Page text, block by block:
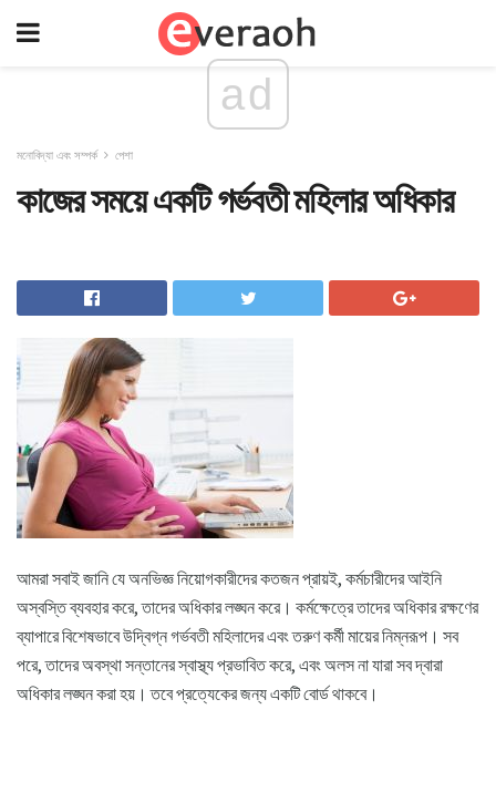
ad
মনোবিদ্যা এবং সম্পর্ক পেশা
কাজের সময়ে একটি গর্ভবতী মহিলার অধিকার
আমরা সবাই জানি যে অনভিজ্ঞ নিয়োগকারীদের কতজন প্রায়ই, কর্মচারীদের আইনি
অস্বস্তি ব্যবহার করে, তাদের অধিকার লঙ্ঘন করে। কর্মক্ষেত্রে তাদের অধিকার রক্ষণের
ব্যাপারে বিশেষভাবে উদ্বিগ্ন গর্ভবতী মহিলাদের এবং তরুণ কর্মী মায়ের নিম্নরূপ। সব
পরে, তাদের অবস্থা সন্তানের স্বাস্থ্য প্রভাবিত করে, এবং অলস না যারা সব দ্বারা
অধিকার লঙ্ঘন করা হয়। তবে প্রত্যেকের জন্য একটি বোর্ড থাকবে।